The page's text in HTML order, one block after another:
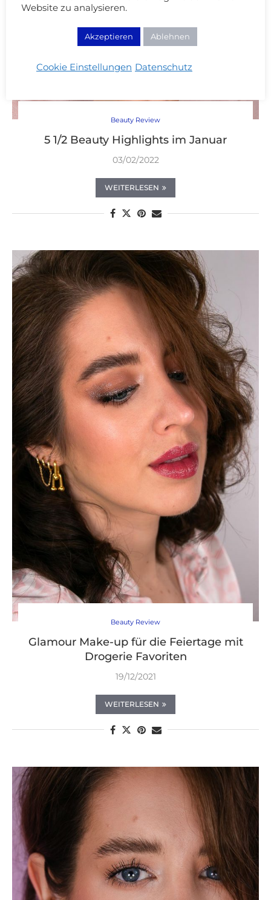
Beauty Review
5 1/2 Beauty Highlights im Januar
03/02/2022
WEITERLESEN
Beauty Review
Glamour Make-up für die Feiertage mit
Drogerie Favoriten
19/12/2021
WEITERLESEN
Website zu analysieren.
Akzeptieren Ablehnen
Cookie Einstellungen Datenschutz